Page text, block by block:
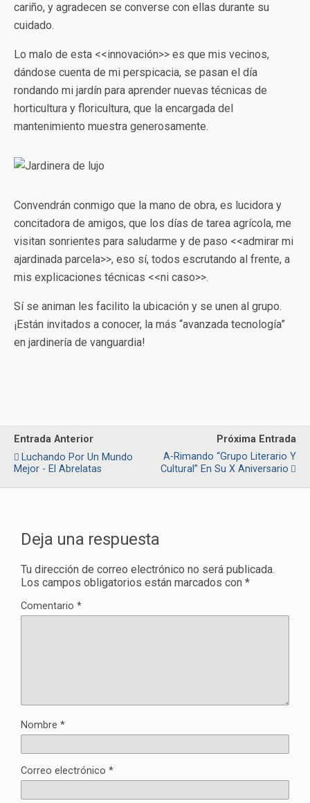
cariño, y agradecen se converse con ellas durante su
cuidado.
Lo malo de esta <<innovación>> es que mis vecinos,
dándose cuenta de mi perspicacia, se pasan el día
rondando mi jardín para aprender nuevas técnicas de
horticultura y floricultura, que la encargada del
mantenimiento muestra generosamente.
Convendrán conmigo que la mano de obra, es lucidora y
concitadora de amigos, que los días de tarea agrícola, me
visitan sonrientes para saludarme y de paso <<admirar mi
ajardinada parcela>>, eso sí, todos escrutando al frente, a
mis explicaciones técnicas <<ni caso>>.
Sí se animan les facilito la ubicación y se unen al grupo.
¡Están invitados a conocer, la más “avanzada tecnología”
en jardinería de vanguardia!
Entrada Anterior
Luchando Por Un Mundo
Mejor - El Abrelatas
Próxima Entrada
A-Rimando “Grupo Literario Y
Cultural” En Su X Aniversario
Deja una respuesta
Tu dirección de correo electrónico no será publicada.
Los campos obligatorios están marcados con *
Comentario *
Nombre *
Correo electrónico *